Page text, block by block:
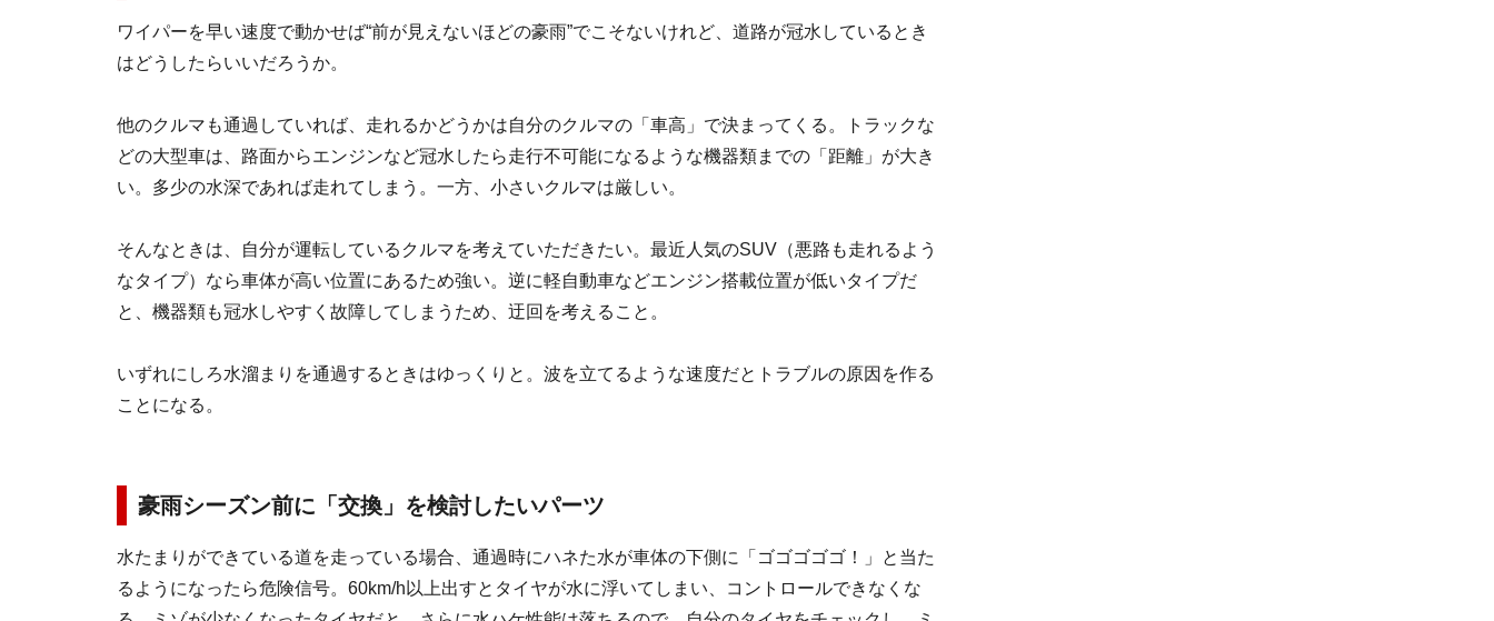
ワイパーを早い速度で動かせば“前が見えないほどの豪雨”でこそないけれど、道路が冠水しているとき
はどうしたらいいだろうか。
他のクルマも通過していれば、走れるかどうかは自分のクルマの「車高」で決まってくる。トラックな
どの大型車は、路面からエンジンなど冠水したら走行不可能になるような機器類までの「距離」が大き
い。多少の水深であれば走れてしまう。一方、小さいクルマは厳しい。
そんなときは、自分が運転しているクルマを考えていただきたい。最近人気のSUV（悪路も走れるよう
なタイプ）なら車体が高い位置にあるため強い。逆に軽自動車などエンジン搭載位置が低いタイプだ
と、機器類も冠水しやすく故障してしまうため、迂回を考えること。
いずれにしろ水溜まりを通過するときはゆっくりと。波を立てるような速度だとトラブルの原因を作る
ことになる。
豪雨シーズン前に「交換」を検討したいパーツ
水たまりができている道を走っている場合、通過時にハネた水が車体の下側に「ゴゴゴゴゴ！」と当た
るようになったら危険信号。60km/h以上出すとタイヤが水に浮いてしまい、コントロールできなくな